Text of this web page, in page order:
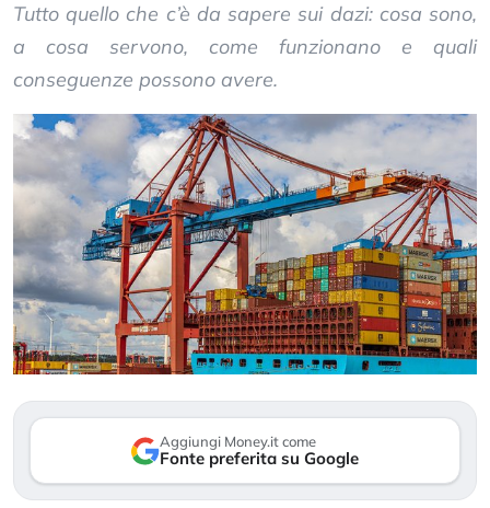
Tutto quello che c’è da sapere sui dazi: cosa sono,
a cosa servono, come funzionano e quali
conseguenze possono avere.
Aggiungi Money.it come
Fonte preferita su Google